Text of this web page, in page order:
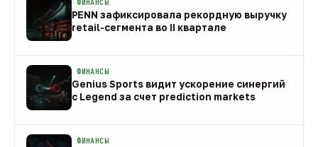
ФИНАНСЫ
PENN зафиксировала рекордную выручку
retail-сегмента во II квартале
ФИНАНСЫ
Genius Sports видит ускорение синергий
с Legend за счет prediction markets
ФИНАНСЫ